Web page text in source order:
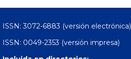
ISSN: 3072-6883 (versión electrónica)
ISSN: 0049-2353 (versión impresa)